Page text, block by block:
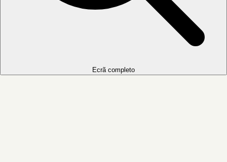
Ecrã completo